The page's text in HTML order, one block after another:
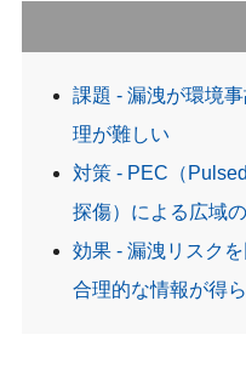
課題 - 漏洩が環境
理が難しい
対策 - PEC（
探傷）による広域
効果 - 漏洩リスク
合理的な情報が得